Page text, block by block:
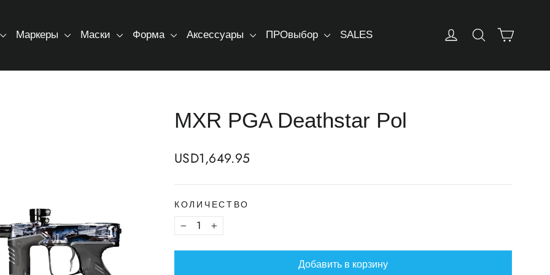
Маркеры Маски Форма Аксессуары ПРОвыбор SALES Log in Искать
MXR PGA Deathstar Pol
Regular
USD1,649.95
КОЛИЧЕСТВО
− +
Добавить в корзину